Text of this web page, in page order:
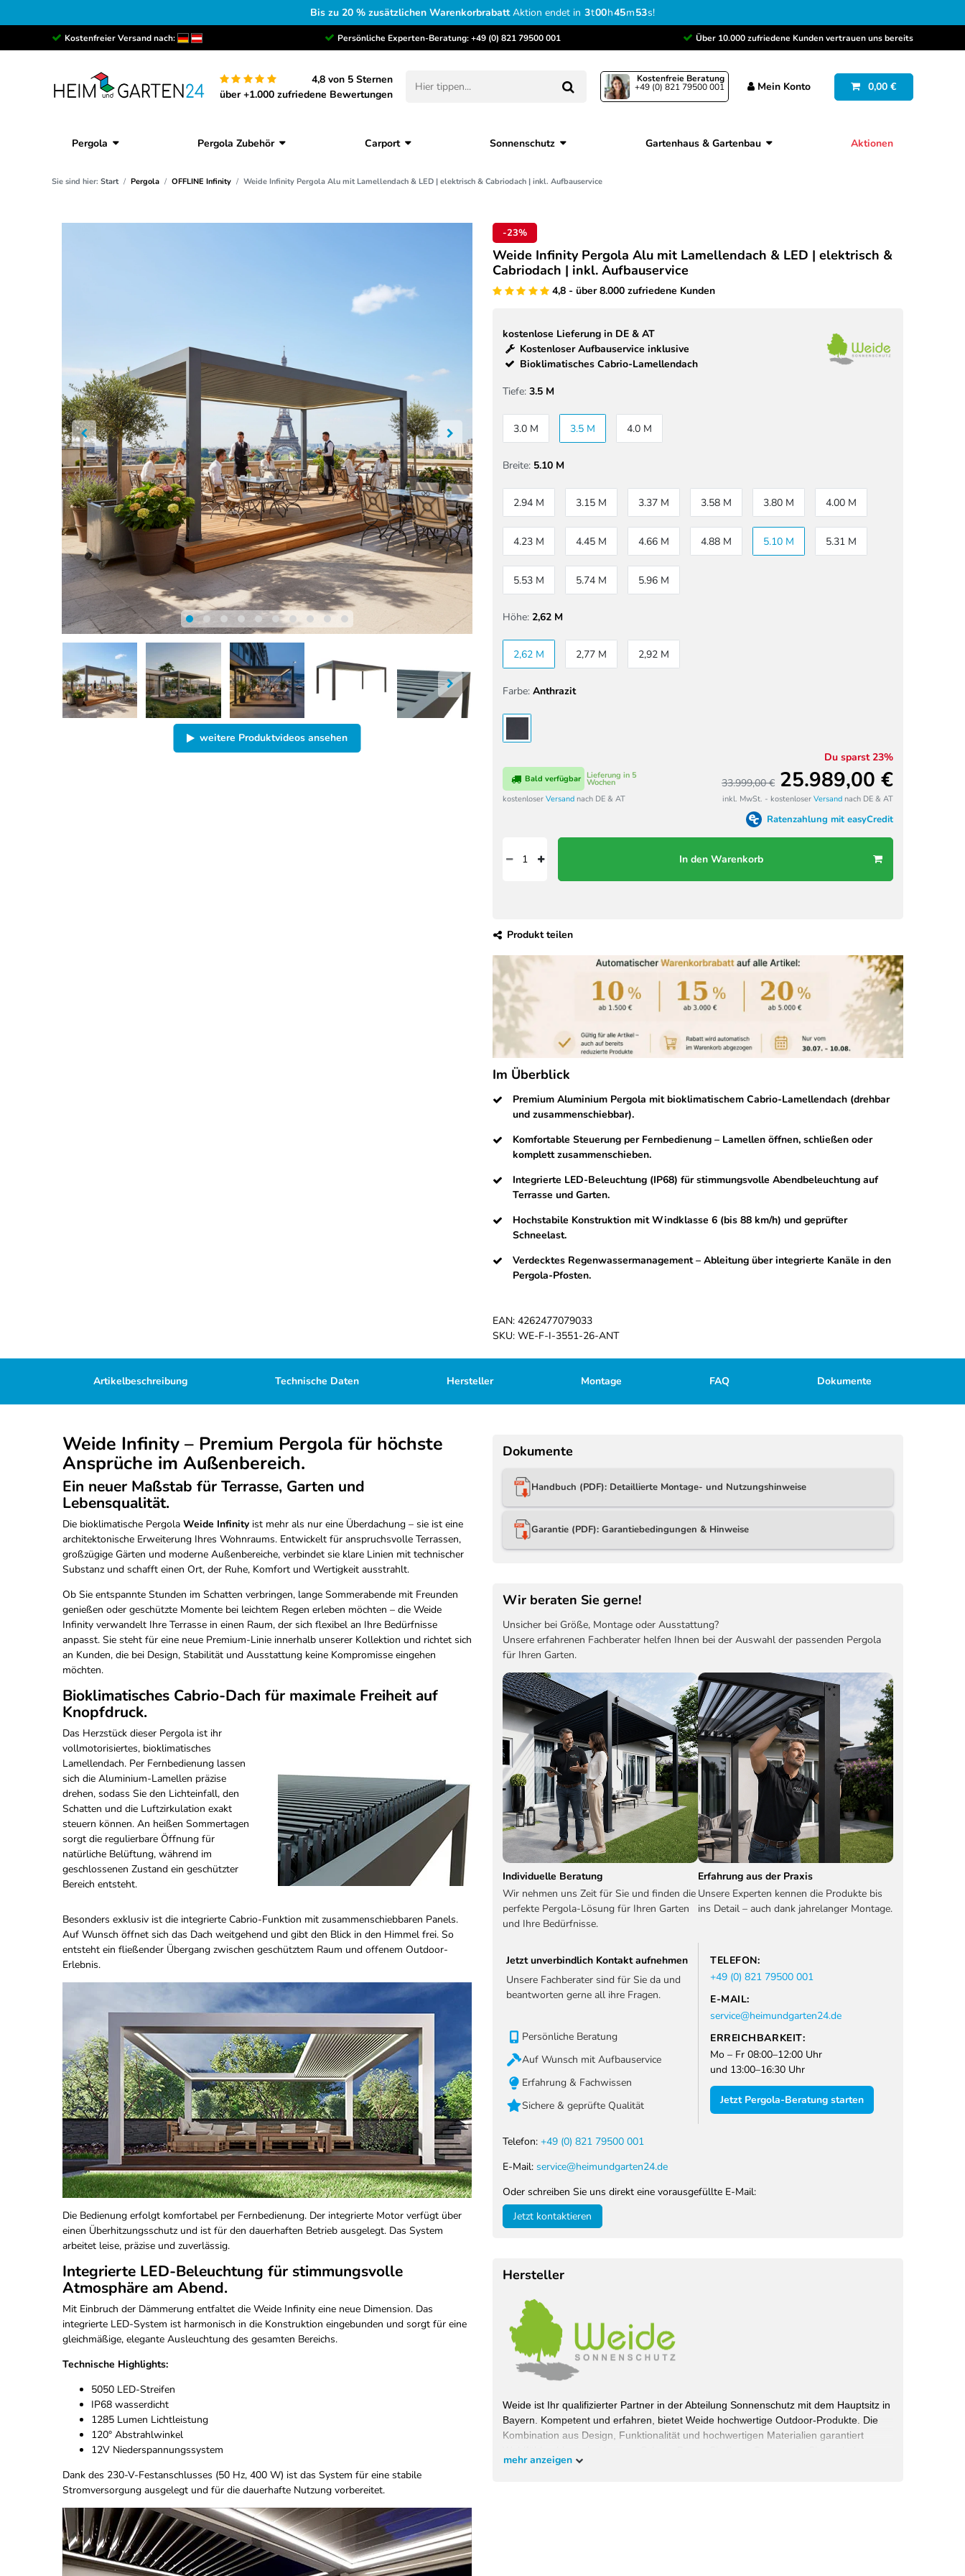
Bis zu 20 % zusätzlichen WarenkorbrabattAktion endet in 3t00h45m52s!
Kostenfreier Versand nach: Persönliche Experten-Beratung:+49 (0) 821 79500 001 Über 10.000 zufriedene Kunden vertrauen uns bereits
4,8 von 5 Sternen
über +1.000 zufriedene Bewertungen
Kostenfreie Beratung
+49 (0) 821 79500 001 Mein Konto 0,00 €
Pergola Pergola Zubehör Carport Sonnenschutz Gartenhaus & Gartenbau Aktionen
Sie sind hier: Start Pergola OFFLINE Infinity Weide Infinity Pergola Alu mit Lamellendach & LED | elektrisch & Cabriodach | inkl. Aufbauservice
weitere Produktvideos ansehen
-23%
Weide Infinity Pergola Alu mit Lamellendach & LED | elektrisch &
Cabriodach | inkl. Aufbauservice
4,8 - über 8.000 zufriedene Kunden
kostenlose Lieferung in DE & AT
Kostenloser Aufbauservice inklusive
Bioklimatisches Cabrio-Lamellendach
Tiefe: 3.5 M
3.0 M 3.5 M 4.0 M
Breite: 5.10 M
2.94 M 3.15 M 3.37 M 3.58 M 3.80 M 4.00 M
4.23 M 4.45 M 4.66 M 4.88 M 5.10 M 5.31 M
5.53 M 5.74 M 5.96 M
Höhe: 2,62 M
2,62 M 2,77 M 2,92 M
Farbe: Anthrazit
Lieferung in 5
Wochen
Bald verfügbar
kostenloser Versand nach DE & AT
Du sparst 23%
33.999,00 € 25.989,00 €
inkl. MwSt. - kostenloser Versand nach DE & AT
Ratenzahlung mit easyCredit
In den Warenkorb
Produkt teilen
Im Überblick
Premium Aluminium Pergola mit bioklimatischem Cabrio-Lamellendach (drehbar
und zusammenschiebbar).
Komfortable Steuerung per Fernbedienung – Lamellen öffnen, schließen oder
komplett zusammenschieben.
Integrierte LED-Beleuchtung (IP68) für stimmungsvolle Abendbeleuchtung auf
Terrasse und Garten.
Hochstabile Konstruktion mit Windklasse 6 (bis 88 km/h) und geprüfter
Schneelast.
Verdecktes Regenwassermanagement – Ableitung über integrierte Kanäle in den
Pergola-Pfosten.
EAN: 4262477079033
SKU: WE-F-I-3551-26-ANT
Artikelbeschreibung Technische Daten Hersteller Montage FAQ Dokumente
Weide Infinity – Premium Pergola für höchste
Ansprüche im Außenbereich.
Ein neuer Maßstab für Terrasse, Garten und
Lebensqualität.
Die bioklimatische Pergola Weide Infinity ist mehr als nur eine Überdachung – sie ist eine
architektonische Erweiterung Ihres Wohnraums. Entwickelt für anspruchsvolle Terrassen,
großzügige Gärten und moderne Außenbereiche, verbindet sie klare Linien mit technischer
Substanz und schafft einen Ort, der Ruhe, Komfort und Wertigkeit ausstrahlt.
Ob Sie entspannte Stunden im Schatten verbringen, lange Sommerabende mit Freunden
genießen oder geschützte Momente bei leichtem Regen erleben möchten – die Weide
Infinity verwandelt Ihre Terrasse in einen Raum, der sich flexibel an Ihre Bedürfnisse
anpasst. Sie steht für eine neue Premium-Linie innerhalb unserer Kollektion und richtet sich
an Kunden, die bei Design, Stabilität und Ausstattung keine Kompromisse eingehen
möchten.
Bioklimatisches Cabrio-Dach für maximale Freiheit auf
Knopfdruck.
Das Herzstück dieser Pergola ist ihr
vollmotorisiertes, bioklimatisches
Lamellendach. Per Fernbedienung lassen
sich die Aluminium-Lamellen präzise
drehen, sodass Sie den Lichteinfall, den
Schatten und die Luftzirkulation exakt
steuern können. An heißen Sommertagen
sorgt die regulierbare Öffnung für
natürliche Belüftung, während im
geschlossenen Zustand ein geschützter
Bereich entsteht.
Besonders exklusiv ist die integrierte Cabrio-Funktion mit zusammenschiebbaren Panels.
Auf Wunsch öffnet sich das Dach weitgehend und gibt den Blick in den Himmel frei. So
entsteht ein fließender Übergang zwischen geschütztem Raum und offenem Outdoor-
Erlebnis.
Die Bedienung erfolgt komfortabel per Fernbedienung. Der integrierte Motor verfügt über
einen Überhitzungsschutz und ist für den dauerhaften Betrieb ausgelegt. Das System
arbeitet leise, präzise und zuverlässig.
Integrierte LED-Beleuchtung für stimmungsvolle
Atmosphäre am Abend.
Mit Einbruch der Dämmerung entfaltet die Weide Infinity eine neue Dimension. Das
integrierte LED-System ist harmonisch in die Konstruktion eingebunden und sorgt für eine
gleichmäßige, elegante Ausleuchtung des gesamten Bereichs.
Technische Highlights:
5050 LED-Streifen
IP68 wasserdicht
1285 Lumen Lichtleistung
120° Abstrahlwinkel
12V Niederspannungssystem
Dank des 230-V-Festanschlusses (50 Hz, 400 W) ist das System für eine stabile
Stromversorgung ausgelegt und für die dauerhafte Nutzung vorbereitet.
Dokumente
Handbuch (PDF): Detaillierte Montage- und Nutzungshinweise
Garantie (PDF): Garantiebedingungen & Hinweise
Wir beraten Sie gerne!
Unsicher bei Größe, Montage oder Ausstattung?
Unsere erfahrenen Fachberater helfen Ihnen bei der Auswahl der passenden Pergola
für Ihren Garten.
Individuelle Beratung
Wir nehmen uns Zeit für Sie und finden die
perfekte Pergola-Lösung für Ihren Garten
und Ihre Bedürfnisse.
Erfahrung aus der Praxis
Unsere Experten kennen die Produkte bis
ins Detail – auch dank jahrelanger Montage.
Jetzt unverbindlich Kontakt aufnehmen
Unsere Fachberater sind für Sie da und
beantworten gerne all ihre Fragen.
Persönliche Beratung
Auf Wunsch mit Aufbauservice
Erfahrung & Fachwissen
Sichere & geprüfte Qualität
TELEFON:
+49 (0) 821 79500 001
E-MAIL:
service@heimundgarten24.de
ERREICHBARKEIT:
Mo – Fr 08:00–12:00 Uhr
und 13:00–16:30 Uhr
Jetzt Pergola-Beratung starten
Telefon: +49 (0) 821 79500 001
E-Mail: service@heimundgarten24.de
Oder schreiben Sie uns direkt eine vorausgefüllte E-Mail:
Jetzt kontaktieren
Hersteller
Weide ist Ihr qualifizierter Partner in der Abteilung Sonnenschutz mit dem Hauptsitz in
Bayern. Kompetent und erfahren, bietet Weide hochwertige Outdoor-Produkte. Die
Kombination aus Design, Funktionalität und hochwertigen Materialien garantiert
wollen und überzeugen Sie sich selbst.
mehr anzeigen